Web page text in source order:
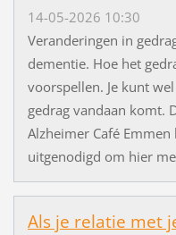
14-05-2026 10:30
Veranderingen in
dementie. Hoe het
voorspellen. Je kunt
gedrag vandaan komt.
Alzheimer Café
uitgenodigd om hier
Als je relatie met